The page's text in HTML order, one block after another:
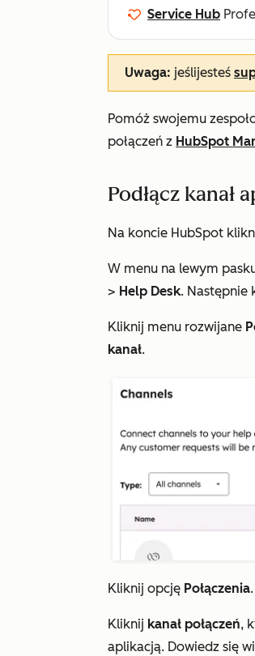
Service Hub
Uwaga: jeślijesteś
Pomóż swojemu
połączeń z HubSpot
Podłącz kanał
Na koncie HubSpot
W menu na lewym
> Help Desk. Następnie
Kliknij menu rozwijane
kanał.
Kliknij opcję Połączenia.
Kliknij kanał połączeń,
aplikacją. Dowiedz się